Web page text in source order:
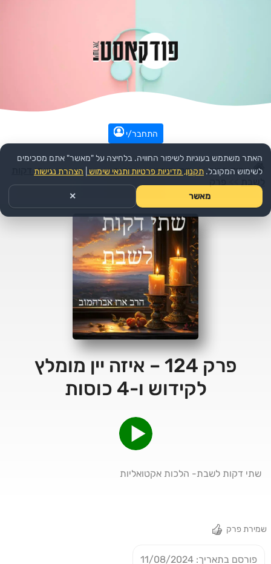
התחבר/י
עמוד הבית >> דת ורוחני >> יהדות >>הפודקאסט: שתי דקות
פרק 124 – איזה יין מומלץ
לקידוש ו-4 כוסות
שתי דקות לשבת- הלכות אקטואליות
שמירת פרק
פורסם בתאריך: 11/08/2024
האתר משתמש בעוגיות לשיפור החוויה. בלחיצה על "מאשר" אתם מסכימים
לשימוש המקובל. תקנון, מדיניות פרטיות ותנאי שימוש הצהרת נגישות
מאשר ✕